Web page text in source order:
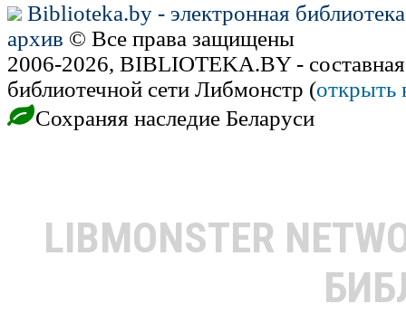
Biblioteka.by - электронная
архив © Все права защищены
2006-2026, BIBLIOTEKA.BY -
библиотечной сети Либмонстр (открыть
Сохраняя наследие Беларуси
LIBMONSTER